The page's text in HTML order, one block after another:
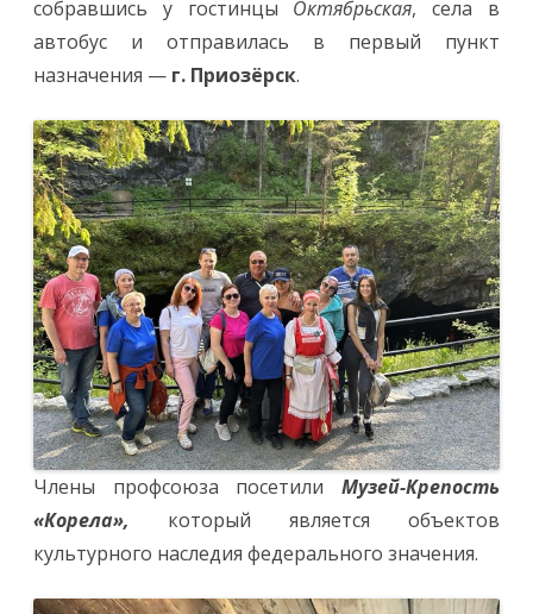
собравшись у гостинцы Октябрьская, села в
автобус и отправилась в первый пункт
назначения — г. Приозёрск.
Члены профсоюза посетили Музей-Крепость
«Корела», который является объектов
культурного наследия федерального значения.